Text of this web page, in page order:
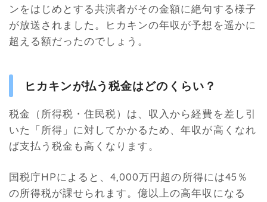
ンをはじめとする共演者がその金額に絶句する様子
が放送されました。ヒカキンの年収が予想を遥かに
超える額だったのでしょう。
ヒカキンが払う税金はどのくらい？
税金（所得税・住民税）は、収入から経費を差し引
いた「所得」に対してかかるため、年収が高くなれ
ば支払う税金も高くなります。
国税庁HPによると、4,000万円超の所得には45％
の所得税が課せられます。億以上の高年収になる